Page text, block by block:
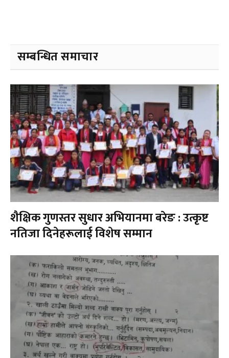
सम्बन्धित समाचार
शैक्षिक गुणस्तर सुधार अभियानमा बरेङ : उत्कृष्ट
नतिजा दिनेहरूलाई विशेष सम्मान